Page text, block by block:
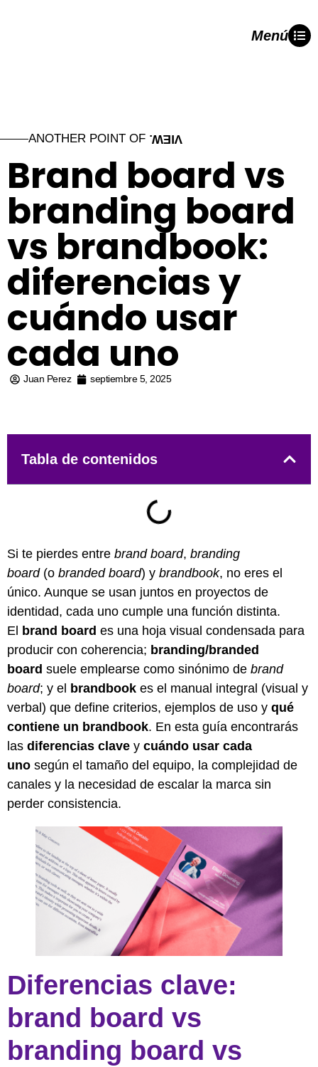
Menú
ANOTHER POINT OF VIEW.
Brand board vs
branding board
vs brandbook:
diferencias y
cuándo usar
cada uno
Juan Perez septiembre 5, 2025
Tabla de contenidos
Si te pierdes entre brand board, branding
board(o branded board) y brandbook, no eres el
único. Aunque se usan juntos en proyectos de
identidad, cada uno cumple una función distinta.
El brand board es una hoja visual condensada para
producir con coherencia; branding/branded
board suele emplearse como sinónimo de brand
board; y el brandbook es el manual integral (visual y
verbal) que define criterios, ejemplos de uso y qué
contiene un brandbook. En esta guía encontrarás
las diferencias clave y cuándo usar cada
uno según el tamaño del equipo, la complejidad de
canales y la necesidad de escalar la marca sin
perder consistencia.
Diferencias clave:
brand board vs
branding board vs